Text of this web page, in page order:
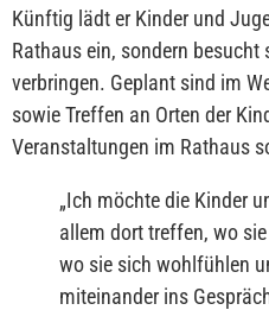
Künftig lädt er Kinder und
Rathaus ein, sondern
verbringen. Geplant sind im
sowie Treffen an Orten der
Veranstaltungen im Rathaus
„Ich möchte die Kinder
allem dort treffen, wo
wo sie sich wohlfühlen
miteinander ins